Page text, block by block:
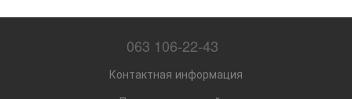
063 106-22-43
Контактная информация